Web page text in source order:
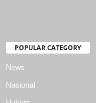
POPULAR CATEGORY
News
Nasional